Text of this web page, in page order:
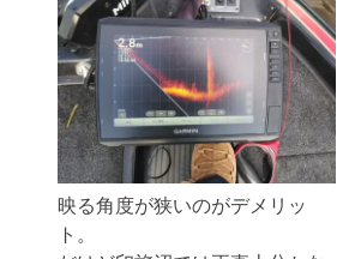
映る角度が狭いのがデメリッ
ト。